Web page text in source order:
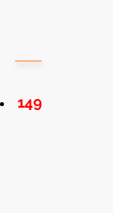
149